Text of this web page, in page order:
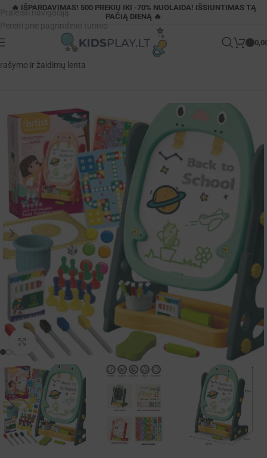
Praleisti navigaciją
Pereiti prie pagrindinio turinio
🔥 IŠPARDAVIMAS! 500 PREKIŲ IKI -70% NUOLAIDA! IŠSIUNTIMAS TĄ
PAČIĄ DIENĄ 🔥
Parduotuvė
Woopie 8in1 dvipusė magnetinė piešimo,
rašymo ir žaidimų lenta